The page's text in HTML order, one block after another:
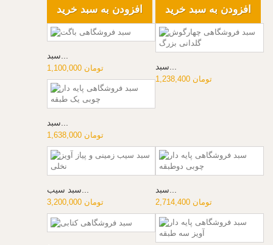
افزودن به سبد خرید افزودن به سبد خرید
1,238,400 تومان
سبد...
1,100,000 تومان
سبد...
1,638,000 تومان
سبد...
2,714,400 تومان
سبد سیب...
3,200,000 تومان